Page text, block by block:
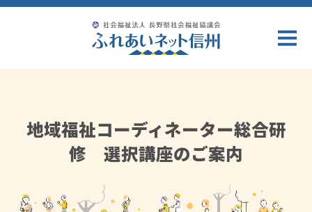
地域福祉コーディネーター総合研
修 選択講座のご案内